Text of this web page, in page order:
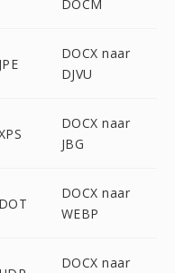
DOCM
DOCX naar
DJVU
DOCX naar
JBG
DOCX naar
WEBP
DOCX naar